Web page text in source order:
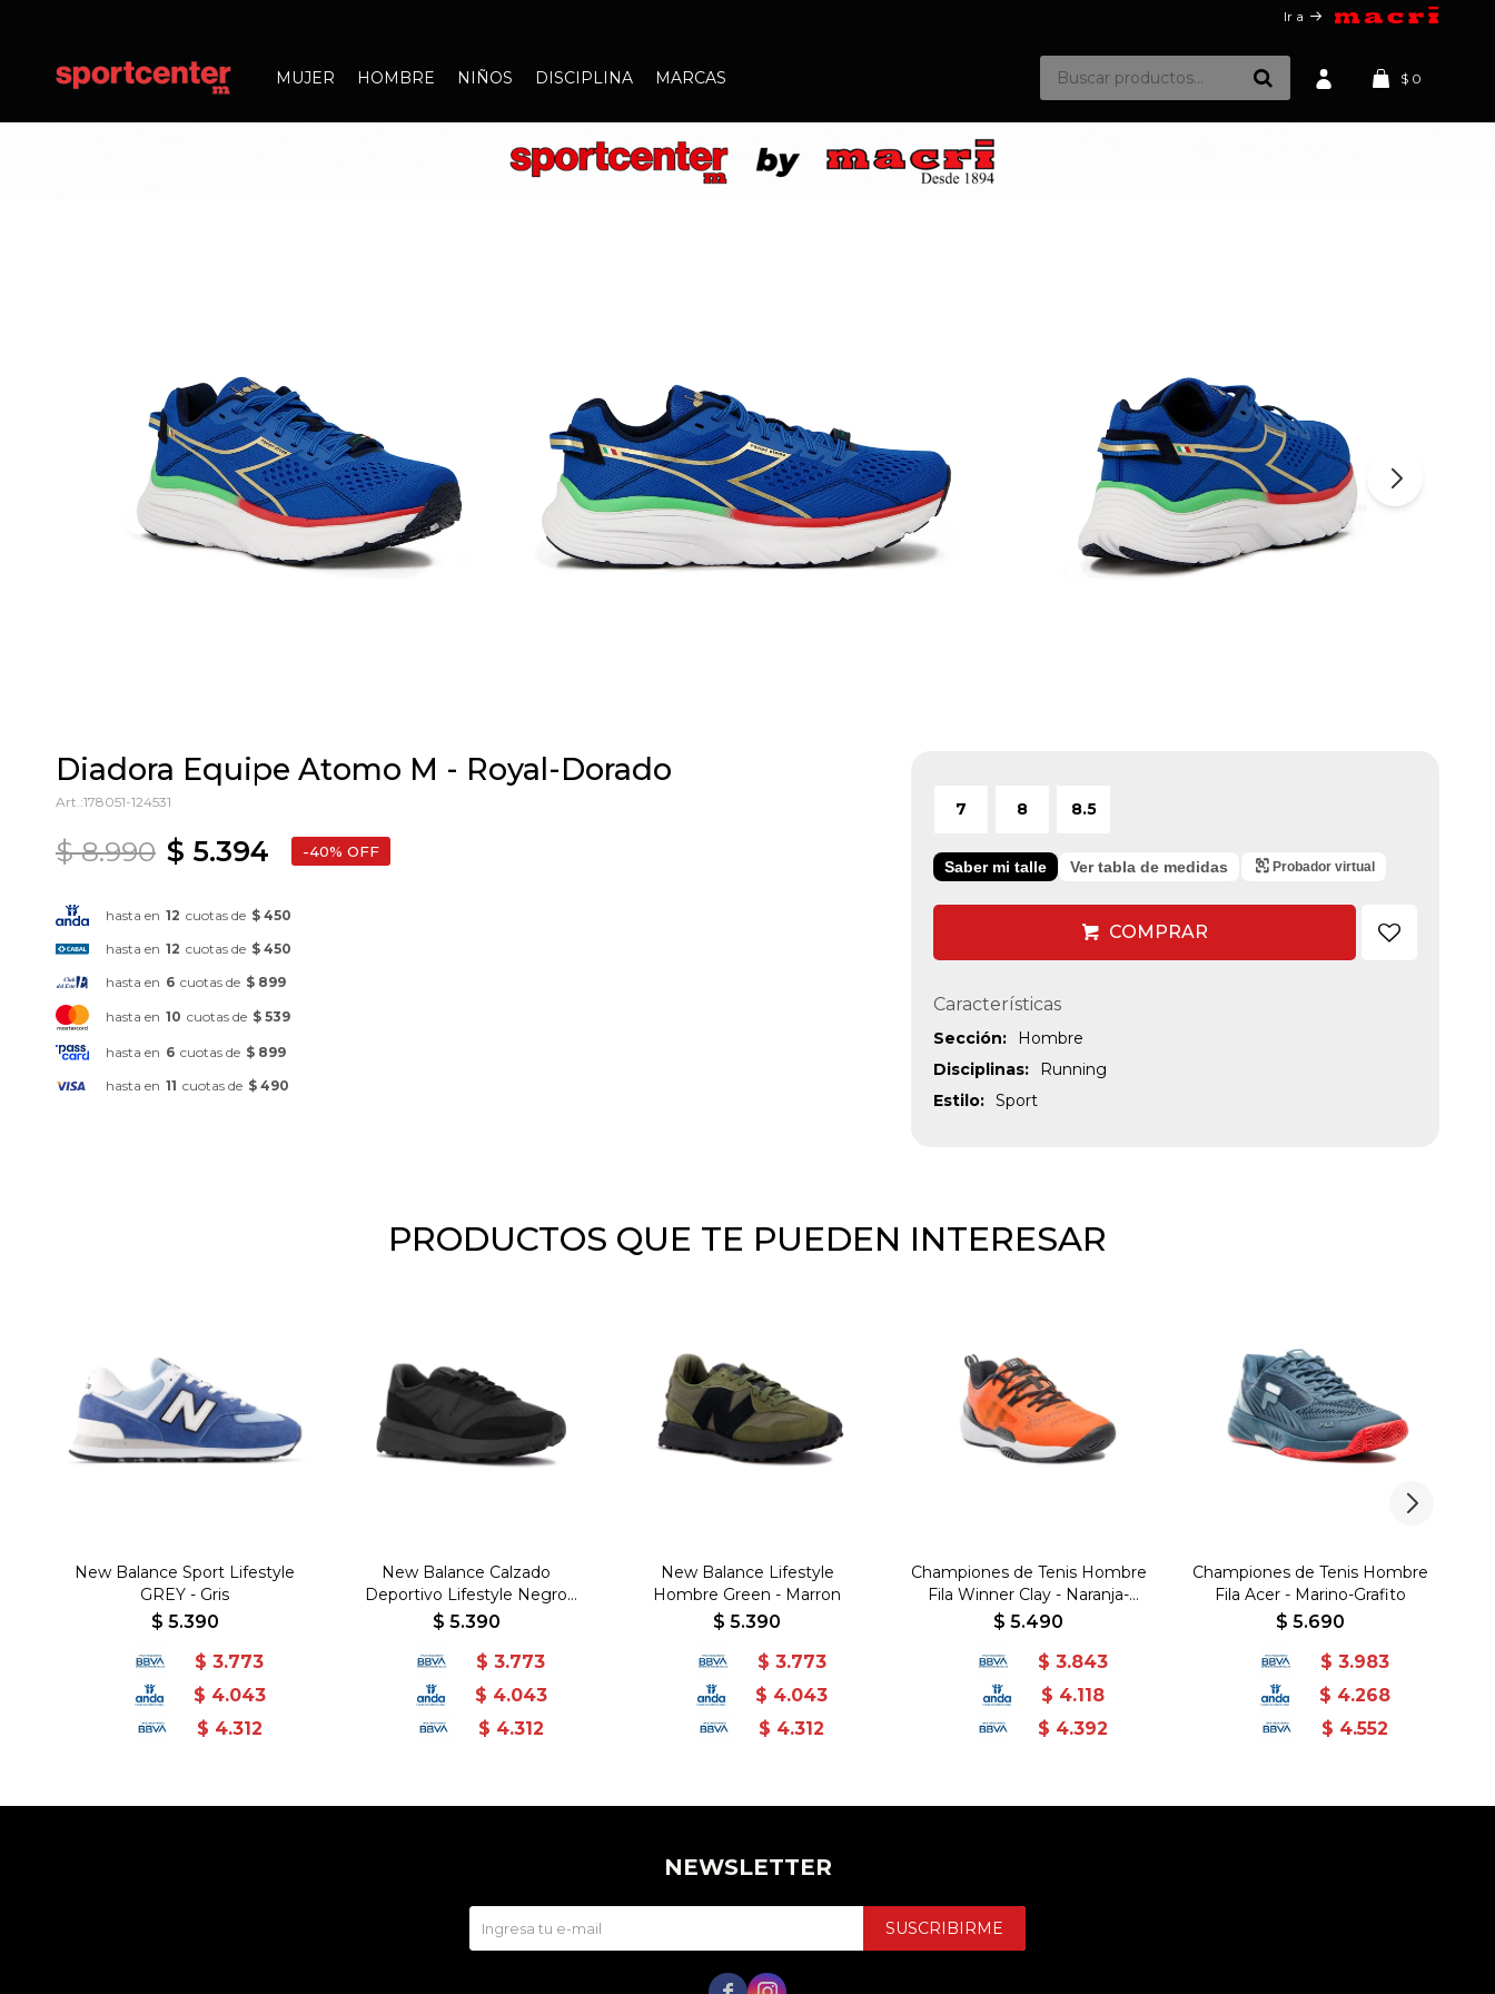
MUJER HOMBRE NIÑOS DISCIPLINA MARCAS $ 0
Ir a
Diadora Equipe Atomo M - Royal-Dorado
178051-124531
$ 5.394
$ 8.990 40
hasta en 12 cuotas de $ 450
hasta en 12 cuotas de $ 450
hasta en 6 cuotas de $ 899
hasta en 10 cuotas de $ 539
hasta en 6 cuotas de $ 899
hasta en 11 cuotas de $ 490
7 8 8.5
Saber mi talle Ver tabla de medidas Probador virtual
COMPRAR
Características
Sección
Hombre
Disciplinas
Running
Estilo
Sport
PRODUCTOS QUE TE PUEDEN INTERESAR
New Balance Sport Lifestyle
GREY - Gris
$ 5.390
$ 3.773
$ 4.043
$ 4.312
New Balance Calzado
Deportivo Lifestyle Negro
Unisex - Negro
$ 5.390
$ 3.773
$ 4.043
$ 4.312
New Balance Lifestyle
Hombre Green - Marron
$ 5.390
$ 3.773
$ 4.043
$ 4.312
Championes de Tenis Hombre
Fila Winner Clay - Naranja-
Negro
$ 5.490
$ 3.843
$ 4.118
$ 4.392
Championes de Tenis Hombre
Fila Acer - Marino-Grafito
$ 5.690
$ 3.983
$ 4.268
$ 4.552
NEWSLETTER
SUSCRIBIRME